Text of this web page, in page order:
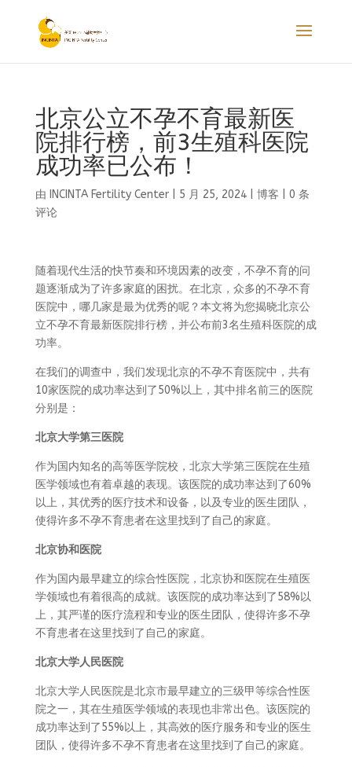
北京公立不孕不育最新医
院排行榜，前3生殖科医院
成功率已公布！
由 INCINTA Fertility Center| 5 月 25, 2024| 博客
0 条
评论
随着现代生活的快节奏和环境因素的改变，不孕不育的问
题逐渐成为了许多家庭的困扰。在北京，众多的不孕不育
医院中，哪几家是最为优秀的呢？本文将为您揭晓北京公
立不孕不育最新医院排行榜，并公布前3名生殖科医院的成
功率。
在我们的调查中，我们发现北京的不孕不育医院中，共有
10家医院的成功率达到了50%以上，其中排名前三的医院
分别是：
北京大学第三医院
作为国内知名的高等医学院校，北京大学第三医院在生殖
医学领域也有着卓越的表现。该医院的成功率达到了60%
以上，其优秀的医疗技术和设备，以及专业的医生团队，
使得许多不孕不育患者在这里找到了自己的家庭。
北京协和医院
作为国内最早建立的综合性医院，北京协和医院在生殖医
学领域也有着很高的成就。该医院的成功率达到了58%以
上，其严谨的医疗流程和专业的医生团队，使得许多不孕
不育患者在这里找到了自己的家庭。
北京大学人民医院
北京大学人民医院是北京市最早建立的三级甲等综合性医
院之一，其在生殖医学领域的表现也非常出色。该医院的
成功率达到了55%以上，其高效的医疗服务和专业的医生
团队，使得许多不孕不育患者在这里找到了自己的家庭。